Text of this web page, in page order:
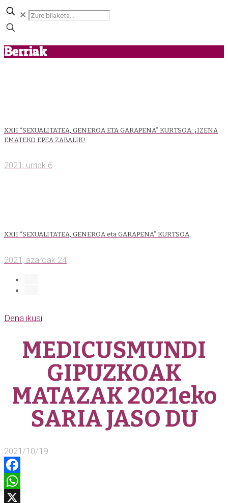
✕
Berriak
XXII “SEXUALITATEA, GENEROA ETA GARAPENA” KURTSOA: ¡IZENA
EMATEKO EPEA ZABALIK!
2021, urriak 6
XXII “SEXUALITATEA, GENEROA eta GARAPENA” KURTSOA
2021, azaroak 24
Dena ikusi
MEDICUSMUNDI
GIPUZKOAK
MATAZAK 2021eko
SARIA JASO DU
2021/10/19
Facebook
WhatsApp